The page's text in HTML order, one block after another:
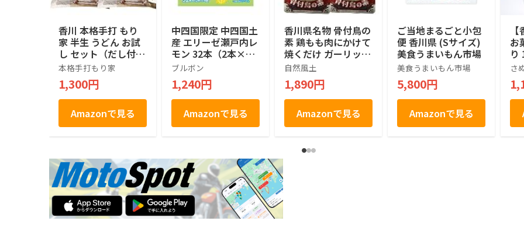
香川 本格手打 もり
家 半生 うどん お試
し セット（だし付
き） 【年間15万人が
訪れる香川屈指の人
気店】 讃岐うどん
さぬきうどん 4人前
本格手打もり家
1,300円
Amazonで見る
中四国限定 中四国土
産 エリーゼ瀬戸内レ
モン 32本（2本×16
袋）
ブルボン
1,240円
Amazonで見る
香川県名物 骨付鳥の
素 鶏もも肉にかけて
焼くだけ ガーリック
×スパイスの本格お
つまみ（5個入） ガ
ーリックパウダー ス
パイス チキン にん
にくパウダー 鳥もも
肉 骨付き３～4本分
自然風土
1,890円
Amazonで見る
ご当地まるごと小包
便 香川県 (Sサイズ)
美食うまいもん市場
美食うまいもん市場
5,800円
Amazonで見る
お
り
プ)
さ